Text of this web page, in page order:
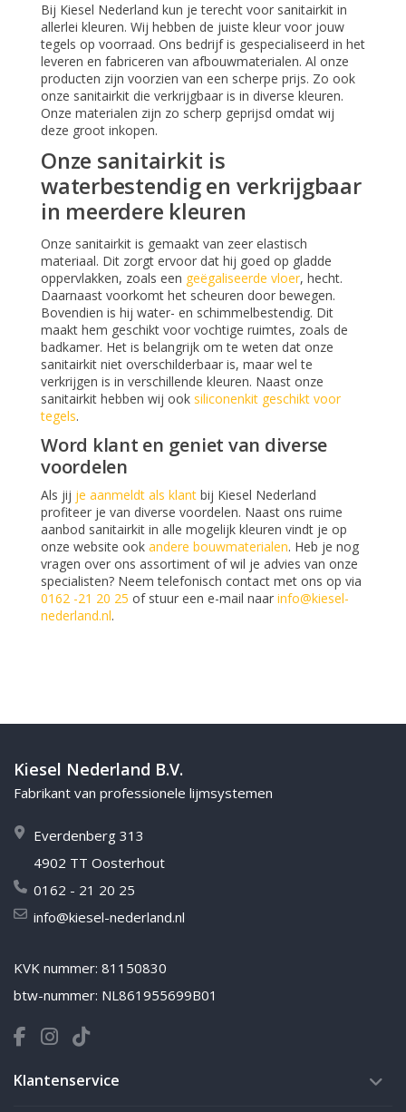
Bij Kiesel Nederland kun je terecht voor sanitairkit in
allerlei kleuren. Wij hebben de juiste kleur voor jouw
tegels op voorraad. Ons bedrijf is gespecialiseerd in het
leveren en fabriceren van afbouwmaterialen. Al onze
producten zijn voorzien van een scherpe prijs. Zo ook
onze sanitairkit die verkrijgbaar is in diverse kleuren.
Onze materialen zijn zo scherp geprijsd omdat wij
deze groot inkopen.
Onze sanitairkit is
waterbestendig en verkrijgbaar
in meerdere kleuren
Onze sanitairkit is gemaakt van zeer elastisch
materiaal. Dit zorgt ervoor dat hij goed op gladde
oppervlakken, zoals een geëgaliseerde vloer, hecht.
Daarnaast voorkomt het scheuren door bewegen.
Bovendien is hij water- en schimmelbestendig. Dit
maakt hem geschikt voor vochtige ruimtes, zoals de
badkamer. Het is belangrijk om te weten dat onze
sanitairkit niet overschilderbaar is, maar wel te
verkrijgen is in verschillende kleuren. Naast onze
sanitairkit hebben wij ook siliconenkit geschikt voor
tegels.
Word klant en geniet van diverse
voordelen
Als jij je aanmeldt als klant bij Kiesel Nederland
profiteer je van diverse voordelen. Naast ons ruime
aanbod sanitairkit in alle mogelijk kleuren vindt je op
onze website ook andere bouwmaterialen. Heb je nog
vragen over ons assortiment of wil je advies van onze
specialisten? Neem telefonisch contact met ons op via
0162 -21 20 25 of stuur een e-mail naar info@kiesel-
nederland.nl.
Kiesel Nederland B.V.
Fabrikant van professionele lijmsystemen
Everdenberg 313
4902 TT Oosterhout
0162 - 21 20 25
info@kiesel-nederland.nl
KVK nummer: 81150830
btw-nummer: NL861955699B01
Klantenservice